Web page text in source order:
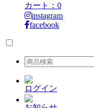
カート： 0
instagram
facebook
ログイン